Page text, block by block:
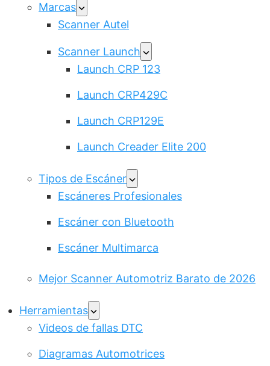
Marcas
Scanner Autel
Scanner Launch
Launch CRP 123
Launch CRP429C
Launch CRP129E
Launch Creader Elite 200
Tipos de Escáner
Escáneres Profesionales
Escáner con Bluetooth
Escáner Multimarca
Mejor Scanner Automotriz Barato de 2026
Herramientas
Videos de fallas DTC
Diagramas Automotrices